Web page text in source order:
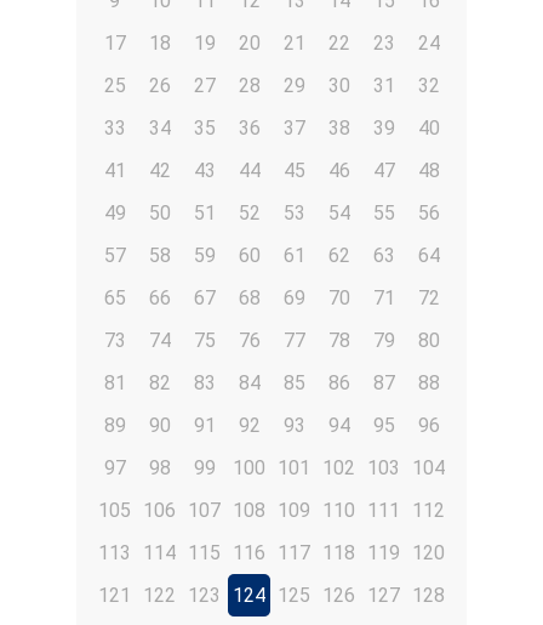
17
18 19 20 21 22 23
24
25
26 27 28 29 30 31
32
33
34 35 36 37 38 39
40
41
42 43 44 45 46 47
48
49
50 51 52 53 54 55
56
57
58 59 60 61 62 63
64
65
66 67 68 69 70 71
72
73
74 75 76 77 78 79
80
81
82 83 84 85 86 87
88
89
90 91 92 93 94 95
96
97
98 99 100 101 102 103
104
105
106 107 108 109 110 111
112
113
114 115 116 117 118 119
120
121
122 123 124 125 126 127 128